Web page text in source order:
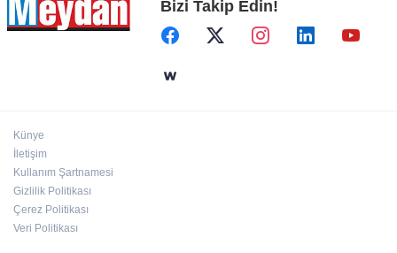
Bizi Takip Edin!
Künye
İletişim
Kullanım Şartnamesi
Gizlilik Politikası
Çerez Politikası
Veri Politikası